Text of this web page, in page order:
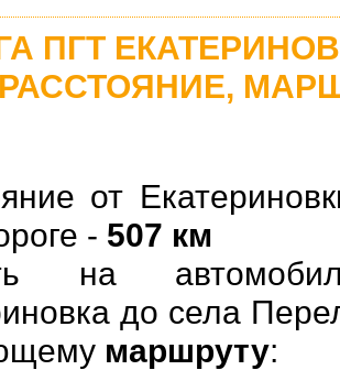
ПГТ
РАССТОЯНИЕ,
от
- 507 км
на
до села
маршруту: